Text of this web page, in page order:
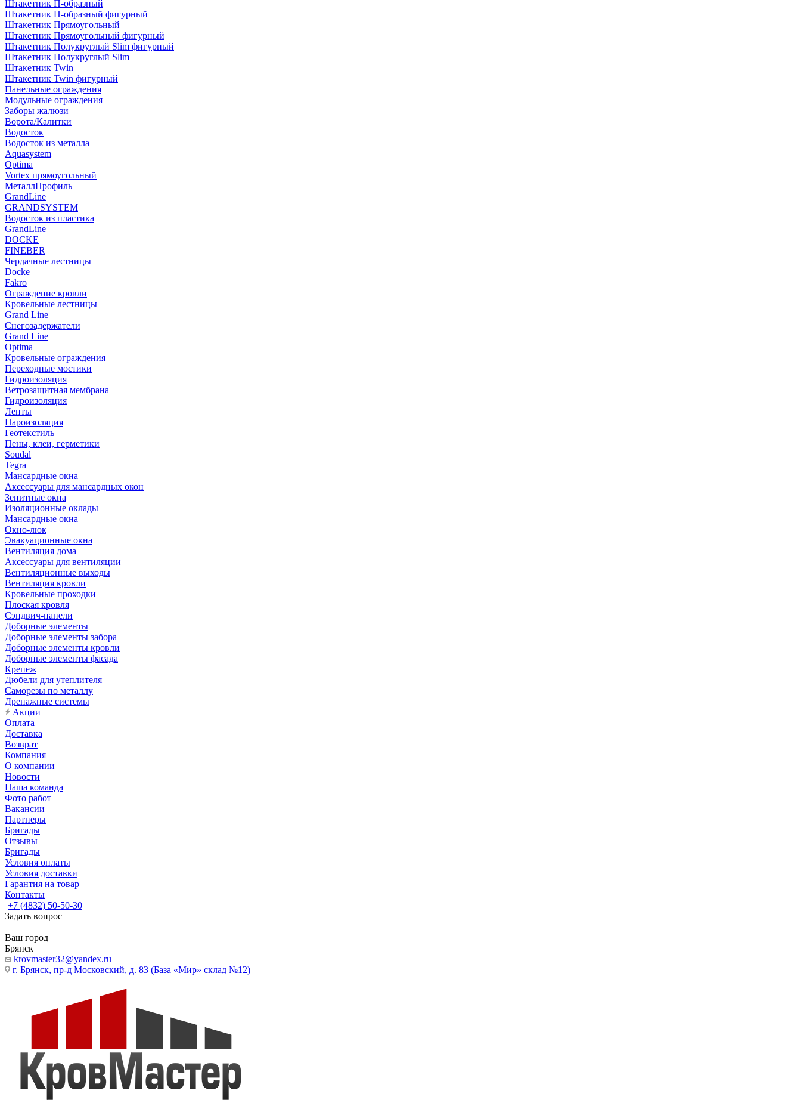
Штакетник П-образный
Штакетник П-образный фигурный
Штакетник Прямоугольный
Штакетник Прямоугольный фигурный
Штакетник Полукруглый Slim фигурный
Штакетник Полукруглый Slim
Штакетник Twin
Штакетник Twin фигурный
Панельные ограждения
Модульные ограждения
Заборы жалюзи
Ворота/Калитки
Водосток
Водосток из металла
Aquasystem
Optima
Vortex прямоугольный
МеталлПрофиль
GrandLine
GRANDSYSTEM
Водосток из пластика
GrandLine
DOCKE
FINEBER
Чердачные лестницы
Docke
Fakro
Ограждение кровли
Кровельные лестницы
Grand Line
Снегозадержатели
Grand Line
Optima
Кровельные ограждения
Переходные мостики
Гидроизоляция
Ветрозащитная мембрана
Гидроизоляция
Ленты
Пароизоляция
Геотекстиль
Пены, клеи, герметики
Soudal
Tegra
Мансардные окна
Аксессуары для мансардных окон
Зенитные окна
Изоляционные оклады
Мансардные окна
Окно-люк
Эвакуационные окна
Вентиляция дома
Аксессуары для вентиляции
Вентиляционные выходы
Вентиляция кровли
Кровельные проходки
Плоская кровля
Сэндвич-панели
Доборные элементы
Доборные элементы забора
Доборные элементы кровли
Доборные элементы фасада
Крепеж
Дюбели для утеплителя
Саморезы по металлу
Дренажные системы
Акции
Оплата
Доставка
Возврат
Компания
О компании
Новости
Наша команда
Фото работ
Вакансии
Партнеры
Бригады
Отзывы
Бригады
Условия оплаты
Условия доставки
Гарантия на товар
Контакты
+7 (4832) 50-50-30
Задать вопрос
Ваш город
Брянск
krovmaster32@yandex.ru
г. Брянск, пр-д Московский, д. 83 (База «Мир» склад №12)